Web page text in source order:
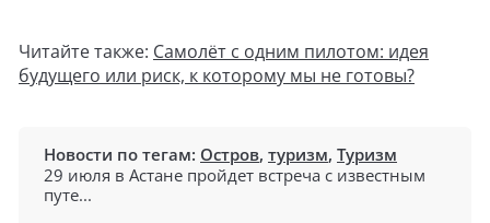
Читайте также: Самолёт с одним пилотом: идея
будущего или риск, к которому мы не готовы?
Новости по тегам: Остров, туризм, Туризм
29 июля в Астане пройдет встреча с известным
путе...